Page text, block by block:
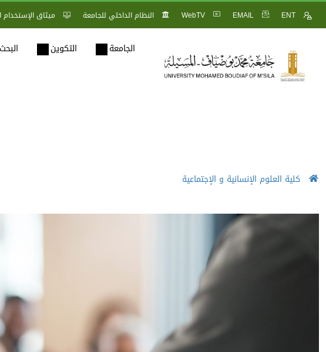
ENT
EMAIL
WebTV النظام الداخلي للجامعة ميثاق الإستخدام
الجامعة التكوين
كلية العلوم الإنسانية و الإجتماعية